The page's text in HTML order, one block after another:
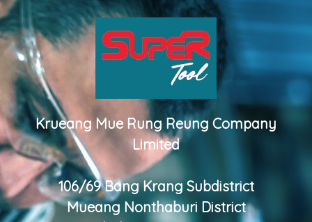
Krueang Mue Rung Reung Company
Limited
106/69 Bang Krang Subdistrict
Mueang Nonthaburi District